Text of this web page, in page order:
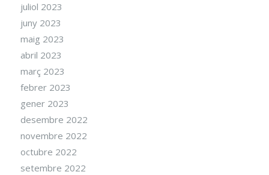
juliol 2023
juny 2023
maig 2023
abril 2023
març 2023
febrer 2023
gener 2023
desembre 2022
novembre 2022
octubre 2022
setembre 2022